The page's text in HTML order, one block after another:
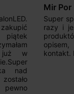
piątek
już w
nad
pewno
Mir Por
Super
razy i
kontakt.